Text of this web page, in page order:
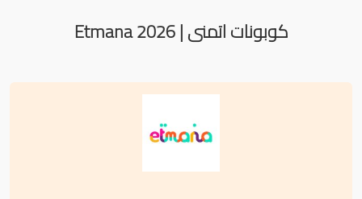
كوبونات اتمنى | Etmana 2026